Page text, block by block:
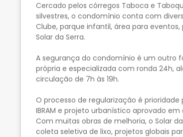
Cercado pelos córregos Taboca e
silvestres, o condomínio conta com
Clube, parque infantil, área para
Solar da Serra.
A segurança do condomínio é um outro
própria e especializada com ronda 24h,
circulação de 7h às 19h.
O processo de regularização é
IBRAM e projeto urbanístico aprovado em
Com muitas obras de melhoria, o Solar
coleta seletiva de lixo, projetos globais